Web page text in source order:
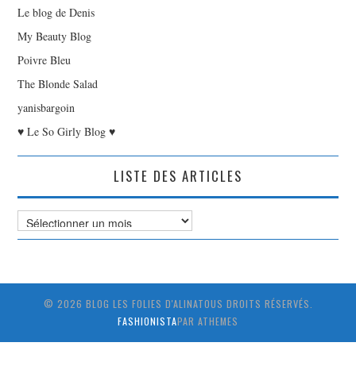
Le blog de Denis
My Beauty Blog
Poivre Bleu
The Blonde Salad
yanisbargoin
♥ Le So Girly Blog ♥
LISTE DES ARTICLES
Liste
des
© 2026 BLOG LES FOLIES D'ALINATOUS DROITS RÉSERVÉS.
FASHIONISTAPAR ATHEMES